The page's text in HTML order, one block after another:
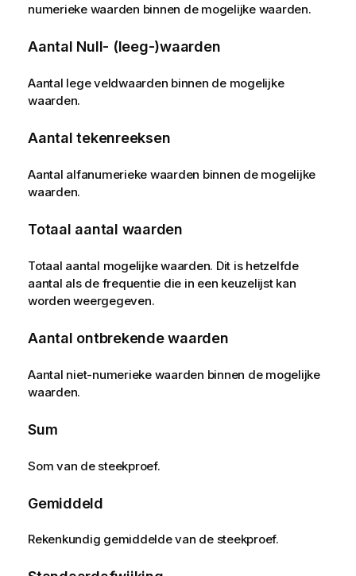
numerieke waarden binnen de mogelijke waarden.
Aantal Null- (leeg-)waarden
Aantal lege veldwaarden binnen de mogelijke
waarden.
Aantal tekenreeksen
Aantal alfanumerieke waarden binnen de mogelijke
waarden.
Totaal aantal waarden
Totaal aantal mogelijke waarden. Dit is hetzelfde
aantal als de frequentie die in een keuzelijst kan
worden weergegeven.
Aantal ontbrekende waarden
Aantal niet-numerieke waarden binnen de mogelijke
waarden.
Sum
Som van de steekproef.
Gemiddeld
Rekenkundig gemiddelde van de steekproef.